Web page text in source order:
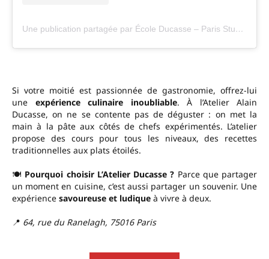
Une publication partagée par École Ducasse – Paris Studio (@ecole_ducasse_parisstudio)
Si votre moitié est passionnée de gastronomie, offrez-lui
une expérience culinaire inoubliable. À l’Atelier Alain
Ducasse, on ne se contente pas de déguster : on met la
main à la pâte aux côtés de chefs expérimentés. L’atelier
propose des cours pour tous les niveaux, des recettes
traditionnelles aux plats étoilés.
🍽 Pourquoi choisir L’Atelier Ducasse ? Parce que partager
un moment en cuisine, c’est aussi partager un souvenir. Une
expérience savoureuse et ludique à vivre à deux.
📍 64, rue du Ranelagh, 75016 Paris